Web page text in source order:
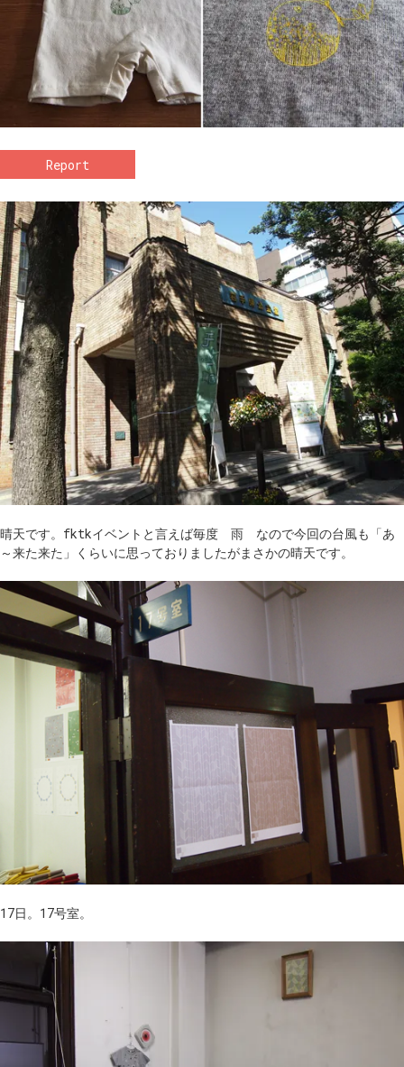
Report
晴天です。fktkイベントと言えば毎度 雨 なので今回の台風も「あ
～来た来た」くらいに思っておりましたがまさかの晴天です。
17日。17号室。